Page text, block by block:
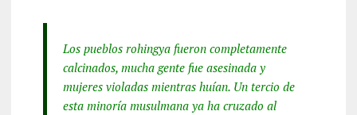
Los pueblos rohingya fueron completamente
calcinados, mucha gente fue asesinada y
mujeres violadas mientras huían. Un tercio de
esta minoría musulmana ya ha cruzado al